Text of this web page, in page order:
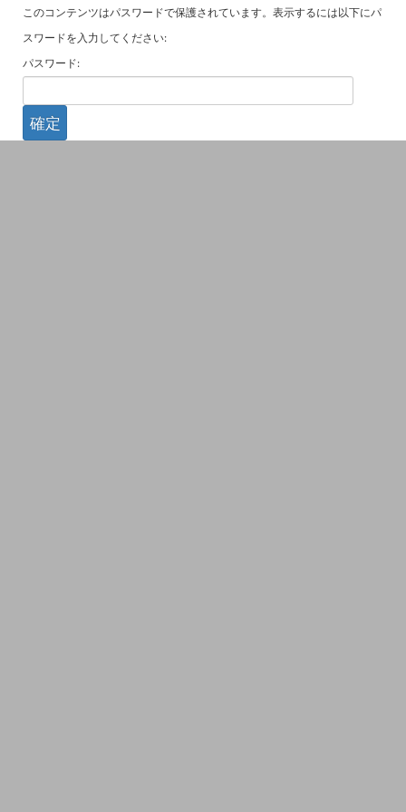
このコンテンツはパスワードで保護されています。表示するには以下にパ
スワードを入力してください:
パスワード: